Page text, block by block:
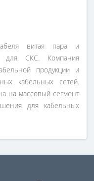
витая пара и
для СКС. Компания
продукции и
кабельных сетей.
на массовый сегмент
для кабельных